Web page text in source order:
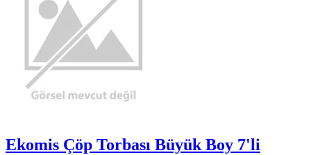
Ekomis Çöp Torbası Büyük Boy 7'li